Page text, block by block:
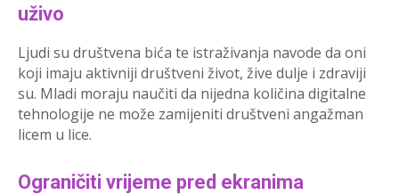
uživo
Ljudi su društvena bića te istraživanja navode da oni
koji imaju aktivniji društveni život, žive dulje i zdraviji
su. Mladi moraju naučiti da nijedna količina digitalne
tehnologije ne može zamijeniti društveni angažman
licem u lice.
Ograničiti vrijeme pred ekranima